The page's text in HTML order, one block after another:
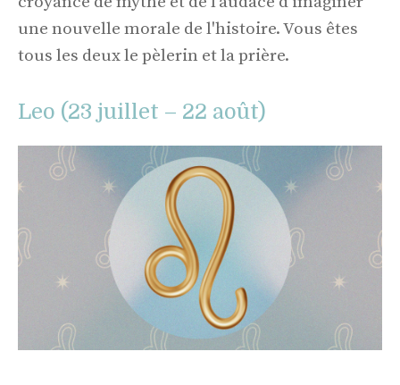
une nouvelle morale de l'histoire. Vous êtes
tous les deux le pèlerin et la prière.
Leo (23 juillet – 22 août)